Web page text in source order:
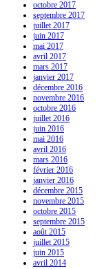
octobre 2017
septembre 2017
juillet 2017
juin 2017
mai 2017
avril 2017
mars 2017
janvier 2017
décembre 2016
novembre 2016
octobre 2016
juillet 2016
juin 2016
mai 2016
avril 2016
mars 2016
février 2016
janvier 2016
décembre 2015
novembre 2015
octobre 2015
septembre 2015
août 2015
juillet 2015
juin 2015
avril 2014